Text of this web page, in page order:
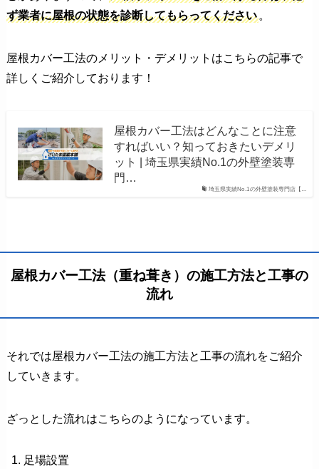
ず業者に屋根の状態を診断してもらってください。
屋根カバー工法のメリット・デメリットはこちらの記事で
詳しくご紹介しております！
埼玉県実績No.1の外壁塗装専門店【…
屋根カバー工法はどんなことに注意
すればいい？知っておきたいデメリ
ット | 埼玉県実績No.1の外壁塗装専
門…
屋根カバー工法（重ね葺き）の施工方法と工事の
流れ
それでは屋根カバー工法の施工方法と工事の流れをご紹介
していきます。
ざっとした流れはこちらのようになっています。
足場設置